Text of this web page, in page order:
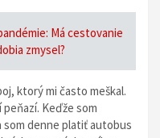
Má cestovanie
zmysel?
ktorý mi často meškal.
Keďže som
som denne platiť autobus